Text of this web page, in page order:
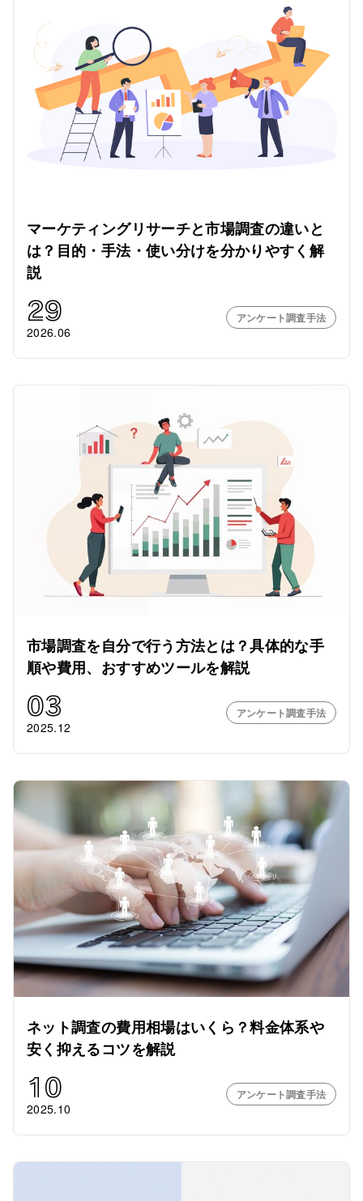
マーケティングリサーチと市場調査の違いと
は？目的・手法・使い分けを分かりやすく解
説
29
2026.06
アンケート調査手法
市場調査を自分で行う方法とは？具体的な手
順や費用、おすすめツールを解説
03
2025.12
アンケート調査手法
ネット調査の費用相場はいくら？料金体系や
安く抑えるコツを解説
10
2025.10
アンケート調査手法